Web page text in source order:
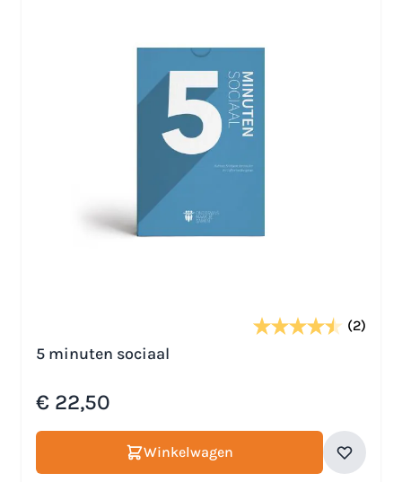
(2)
5 minuten sociaal
€ 22,50
Winkelwagen